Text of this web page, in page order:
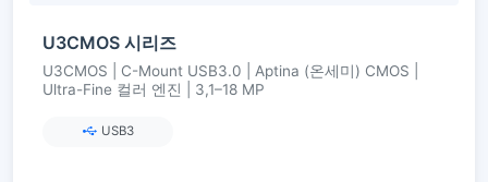
U3CMOS 시리즈
U3CMOS | C-Mount USB3.0 | Aptina (온세미) CMOS |
Ultra-Fine 컬러 엔진 | 3,1–18 MP
USB3